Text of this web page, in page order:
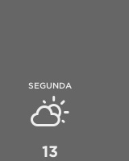
SEGUNDA
13